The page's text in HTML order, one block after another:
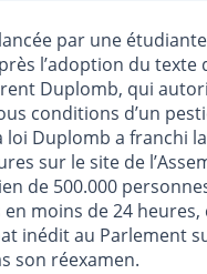
par une
l’adoption du texte
Duplomb, qui
conditions d’un
Duplomb a franchi
sur le site de
de 500.000
moins de 24
inédit au Parlement
son réexamen.